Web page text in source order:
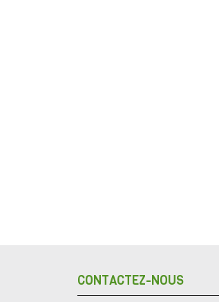
CONTACTEZ-NOUS